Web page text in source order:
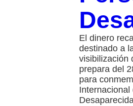
El dinero
destinado a
visibilización
prepara del
para